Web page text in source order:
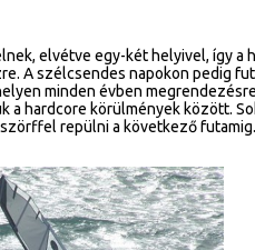
elvétve egy-két helyivel, így a
A szélcsendes napokon pedig
minden évben
a hardcore körülmények között.
repülni a következő futamig.